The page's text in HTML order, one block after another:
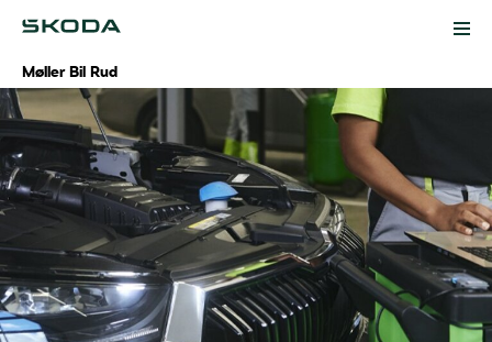
Møller Bil Rud
Kampanjer
Biler
Modeller
Tilbehør